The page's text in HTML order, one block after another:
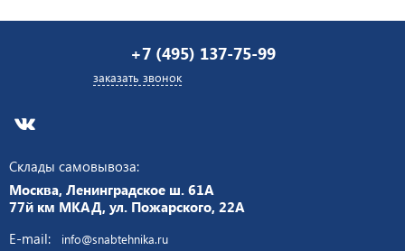
+7 (495) 137-75-99
заказать звонок
Склады самовывоза:
Москва, Ленинградское ш. 61А
77й км МКАД, ул. Пожарского, 22А
E-mail:
info@snabtehnika.ru